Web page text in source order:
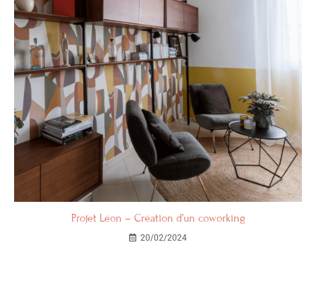
Projet Léon – Création d’un coworking
20/02/2024